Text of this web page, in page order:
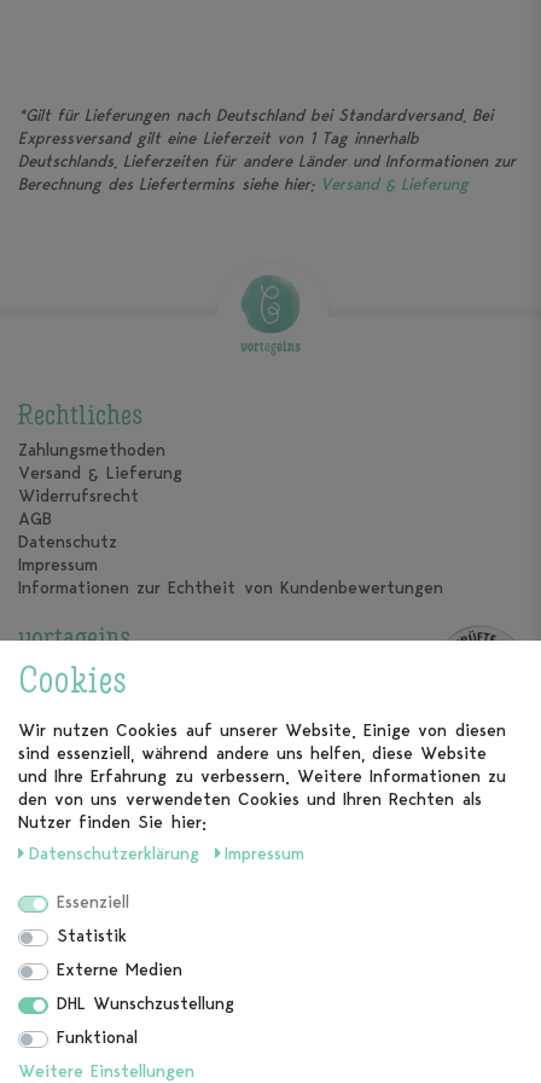
*Gilt für Lieferungen nach Deutschland bei Standardversand. Bei
Expressversand gilt eine Lieferzeit von 1 Tag innerhalb
Deutschlands. Lieferzeiten für andere Länder und Informationen zur
Berechnung des Liefertermins siehe hier: Versand & Lieferung
Rechtliches
Zahlungsmethoden
Versand & Lieferung
Widerrufsrecht
AGB
Datenschutz
Impressum
Informationen zur Echtheit von Kundenbewertungen
vortageins
Über uns
Unsere Kalender
Unsere Partner
Kundenservice
FAQ
Kontakt
Vertrag widerrufen
Folge uns auch bei
Zahlungs­methoden
Cookies
Wir nutzen Cookies auf unserer Website. Einige von diesen
sind essenziell, während andere uns helfen, diese Website
und Ihre Erfahrung zu verbessern. Weitere Informationen zu
den von uns verwendeten Cookies und Ihren Rechten als
Nutzer finden Sie hier:
Daten­schutz­erklärung
Impressum
Essenziell
Statistik
Externe Medien
DHL Wunschzustellung
Funktional
Weitere Einstellungen